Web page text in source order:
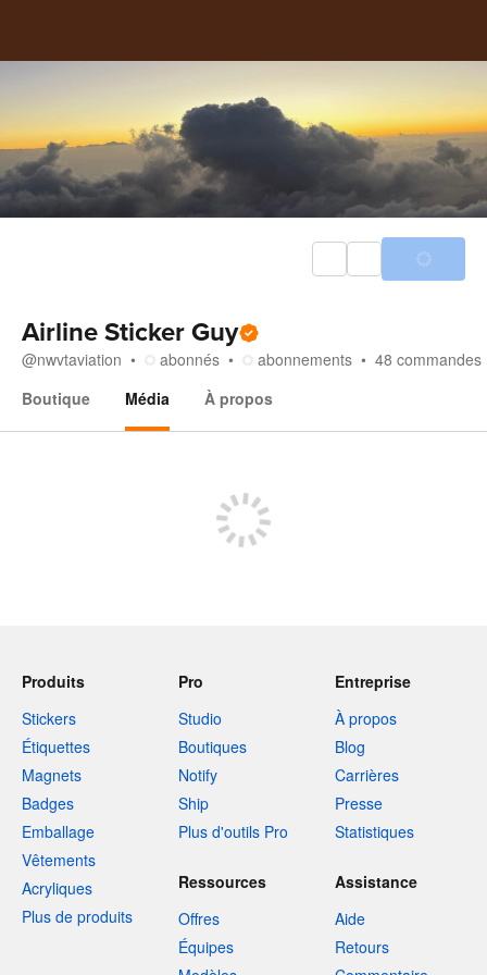
Airline Sticker Guy
@nwvtaviation abonnés abonnements 48 commandes
Boutique
Média À propos
Produits
Stickers
Étiquettes
Magnets
Badges
Emballage
Vêtements
Acryliques
Plus de produits
Pro
Studio
Boutiques
Notify
Ship
Plus d'outils Pro
Entreprise
À propos
Blog
Carrières
Presse
Statistiques
Ressources
Offres
Équipes
Assistance
Aide
Retours